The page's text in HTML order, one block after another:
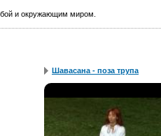
и окружающим миром.
Шавасана - поза трупа